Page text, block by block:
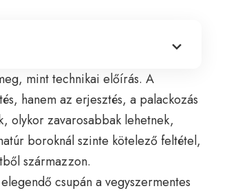
mint technikai előírás. A
hanem az erjesztés, a palackozás
olykor zavarosabbak lehetnek,
boroknál szinte kötelező feltétel,
származzon.
csupán a vegyszermentes